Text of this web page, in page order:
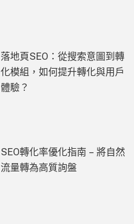
落地頁SEO：從搜索意圖到轉
化模組，如何提升轉化與用戶
體驗？
SEO轉化率優化指南 – 將自然
流量轉為高質詢盤